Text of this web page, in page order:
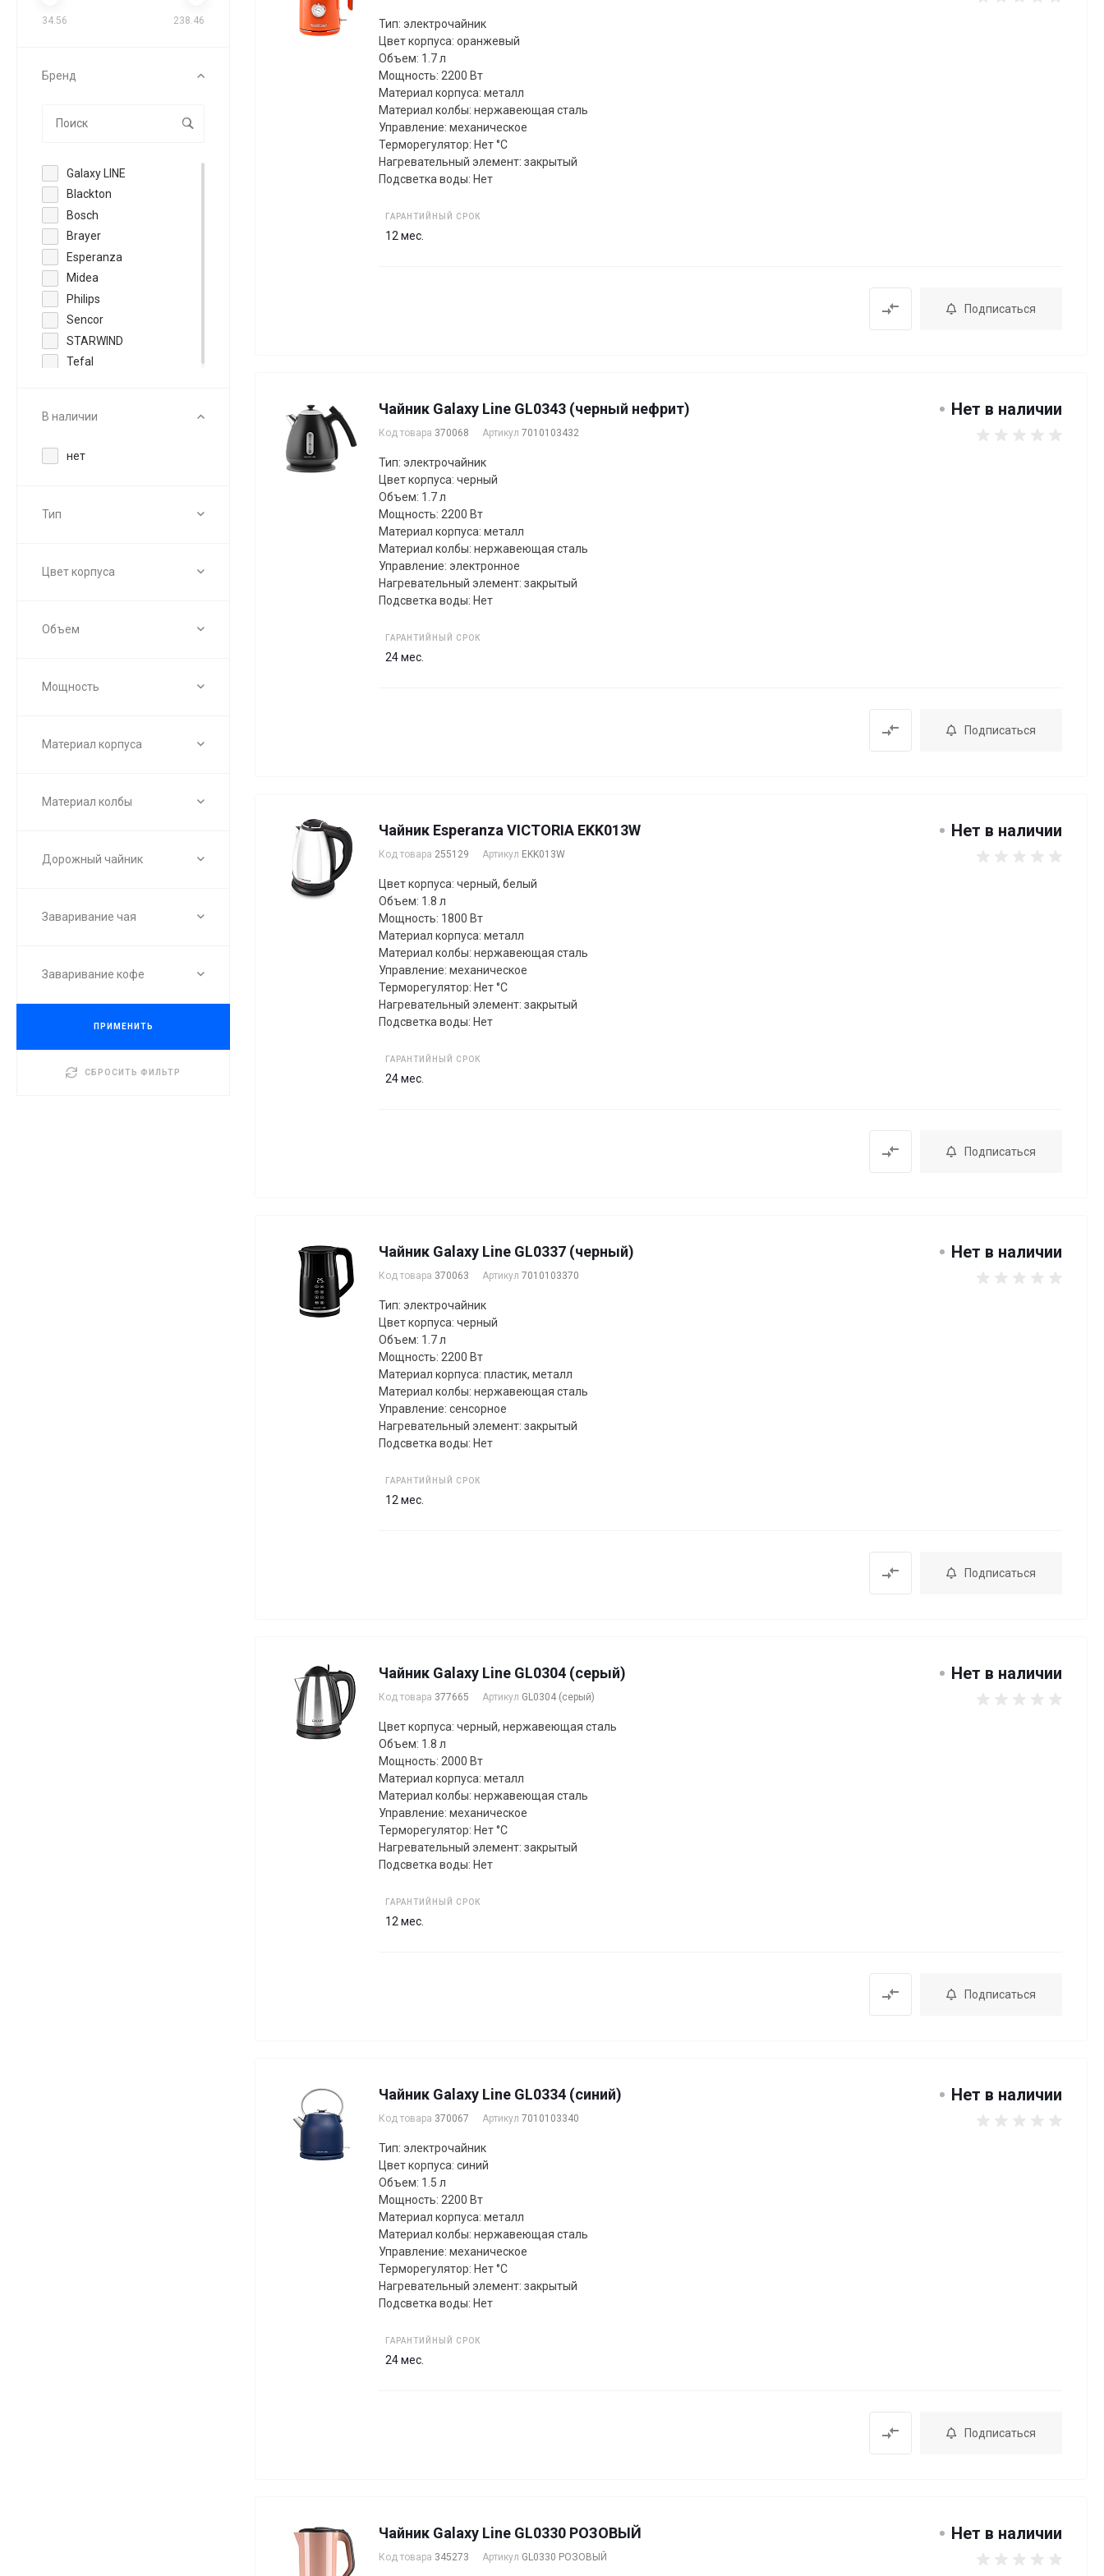
34.56 238.46
Бренд
Galaxy LINE
Blackton
Bosch
Brayer
Esperanza
Midea
Philips
Sencor
STARWIND
Tefal
В наличии
нет
Тип
Цвет корпуса
Объем
Мощность
Материал корпуса
Материал колбы
Дорожный чайник
Заваривание чая
Заваривание кофе
ПРИМЕНИТЬ
СБРОСИТЬ ФИЛЬТР
Тип: электрочайник
Цвет корпуса: оранжевый
Объем: 1.7 л
Мощность: 2200 Вт
Материал корпуса: металл
Материал колбы: нержавеющая сталь
Управление: механическое
Терморегулятор: Нет °C
Нагревательный элемент: закрытый
Подсветка воды: Нет
ГАРАНТИЙНЫЙ СРОК
12 мес.
Подписаться
Чайник Galaxy Line GL0343 (черный нефрит)
Код товара 370068 Артикул 7010103432
Нет в наличии
Тип: электрочайник
Цвет корпуса: черный
Объем: 1.7 л
Мощность: 2200 Вт
Материал корпуса: металл
Материал колбы: нержавеющая сталь
Управление: электронное
Нагревательный элемент: закрытый
Подсветка воды: Нет
ГАРАНТИЙНЫЙ СРОК
24 мес.
Подписаться
Чайник Esperanza VICTORIA EKK013W
Код товара 255129 Артикул EKK013W
Нет в наличии
Цвет корпуса: черный, белый
Объем: 1.8 л
Мощность: 1800 Вт
Материал корпуса: металл
Материал колбы: нержавеющая сталь
Управление: механическое
Терморегулятор: Нет °C
Нагревательный элемент: закрытый
Подсветка воды: Нет
ГАРАНТИЙНЫЙ СРОК
24 мес.
Подписаться
Чайник Galaxy Line GL0337 (черный)
Код товара 370063 Артикул 7010103370
Нет в наличии
Тип: электрочайник
Цвет корпуса: черный
Объем: 1.7 л
Мощность: 2200 Вт
Материал корпуса: пластик, металл
Материал колбы: нержавеющая сталь
Управление: сенсорное
Нагревательный элемент: закрытый
Подсветка воды: Нет
ГАРАНТИЙНЫЙ СРОК
12 мес.
Подписаться
Чайник Galaxy Line GL0304 (серый)
Код товара 377665 Артикул GL0304 (серый)
Нет в наличии
Цвет корпуса: черный, нержавеющая сталь
Объем: 1.8 л
Мощность: 2000 Вт
Материал корпуса: металл
Материал колбы: нержавеющая сталь
Управление: механическое
Терморегулятор: Нет °C
Нагревательный элемент: закрытый
Подсветка воды: Нет
ГАРАНТИЙНЫЙ СРОК
12 мес.
Подписаться
Чайник Galaxy Line GL0334 (синий)
Код товара 370067 Артикул 7010103340
Нет в наличии
Тип: электрочайник
Цвет корпуса: синий
Объем: 1.5 л
Мощность: 2200 Вт
Материал корпуса: металл
Материал колбы: нержавеющая сталь
Управление: механическое
Терморегулятор: Нет °C
Нагревательный элемент: закрытый
Подсветка воды: Нет
ГАРАНТИЙНЫЙ СРОК
24 мес.
Подписаться
Чайник Galaxy Line GL0330 РОЗОВЫЙ
Код товара 345273 Артикул GL0330 РОЗОВЫЙ
Нет в наличии